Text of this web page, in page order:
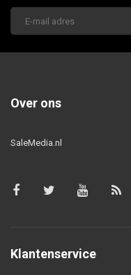
Over ons
SaleMedia.nl
Klantenservice